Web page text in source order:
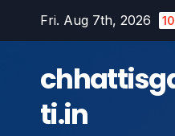
Fri. Aug 7th, 2026
ti.in